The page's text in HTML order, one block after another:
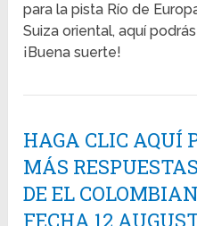
para la pista Río de
Suiza oriental, aquí
¡Buena suerte!
HAGA CLIC AQUÍ
MÁS
DE EL
FECHA 12